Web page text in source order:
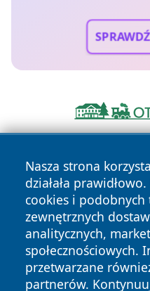
Nasza strona
działała
cookies i
zewnętrznych
analitycznych,
społecznościowych.
przetwarzane
partnerów.
Copyright © 2026